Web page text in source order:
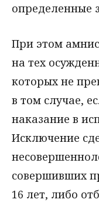
определенные
При этом
на тех
которых не
в том случае,
наказание в
Исключение
совершивших
16 лет, либо